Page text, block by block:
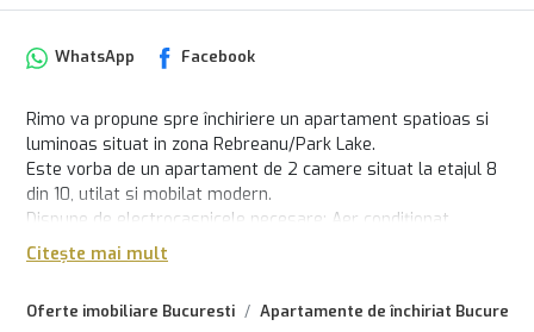
Oferte imobiliare Bucuresti Apartamente de închiriat Bucuresti
WhatsApp Facebook
Rimo va propune spre închiriere un apartament spatioas si
luminoas situat in zona Rebreanu/Park Lake.
Este vorba de un apartament de 2 camere situat la etajul 8
din 10, utilat si mobilat modern.
Dispune de electrocasnicele necesare: Aer condiționat.
Masina de spalat rufe. Frigider si congelator. TV + Internet.
Aragaz. Centrala termica nouă.
apreciaza confortul, siguranța și o locație centrală, cu acces
Citește mai mult